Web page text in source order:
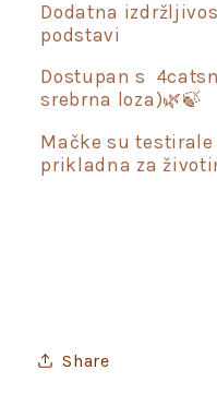
Dodatna
podstavi
Dostupan s
srebrna loza)🌿🍃
Mačke su
prikladna za
Share